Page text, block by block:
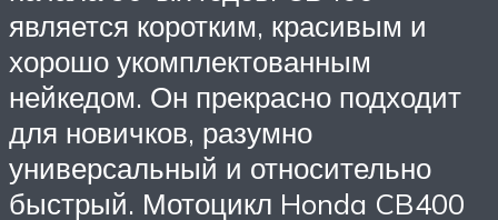
является коротким, красивым и
хорошо укомплектованным
нейкедом. Он прекрасно подходит
для новичков, разумно
универсальный и относительно
быстрый. Мотоцикл Honda CB400